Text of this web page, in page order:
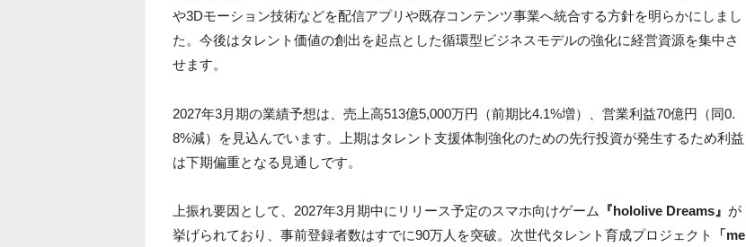
や3Dモーション技術などを配信アプリや既存コンテンツ事業へ統合する方針を明らかにしまし
た。今後はタレント価値の創出を起点とした循環型ビジネスモデルの強化に経営資源を集中さ
せます。
2027年3月期の業績予想は、売上高513億5,000万円（前期比4.1%増）、営業利益70億円（同0.
8%減）を見込んでいます。上期はタレント支援体制強化のための先行投資が発生するため利益
は下期偏重となる見通しです。
上振れ要因として、2027年3月期中にリリース予定のスマホ向けゲーム 『hololive Dreams』 が
挙げられており、事前登録者数はすでに90万人を突破。次世代タレント育成プロジェクト
「me